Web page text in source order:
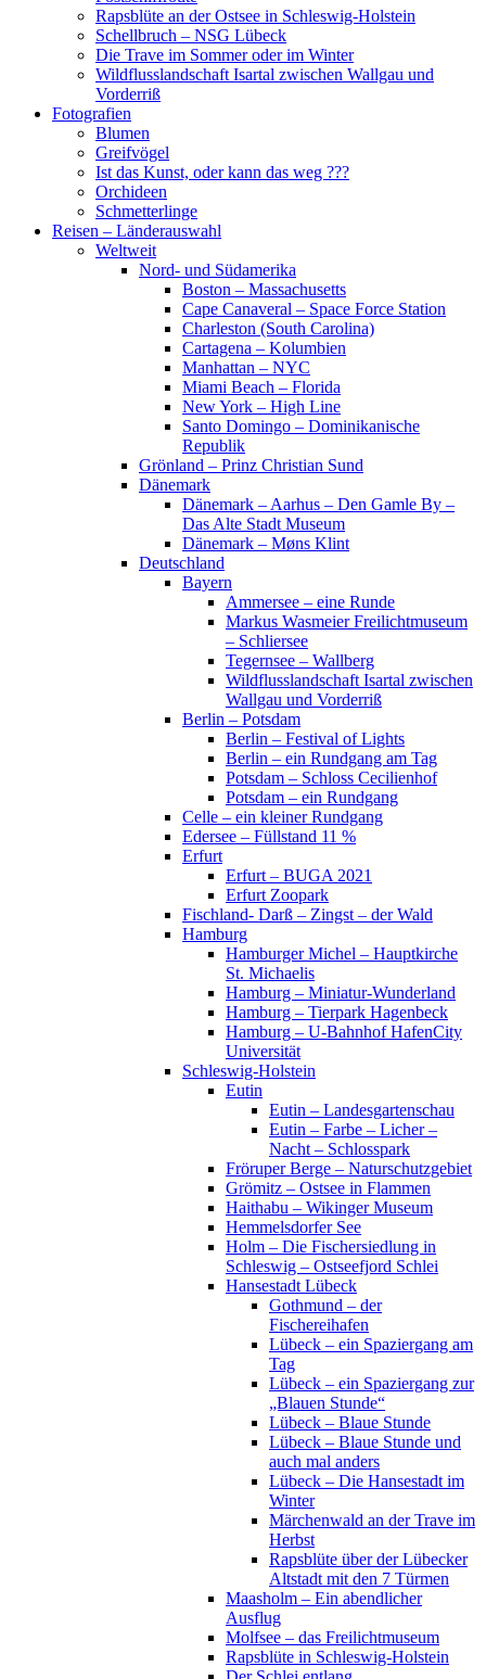
Rapsblüte an der Ostsee in Schleswig-Holstein
Schellbruch – NSG Lübeck
Die Trave im Sommer oder im Winter
Wildflusslandschaft Isartal zwischen Wallgau und
Vorderriß
Fotografien
Blumen
Greifvögel
Ist das Kunst, oder kann das weg ???
Orchideen
Schmetterlinge
Reisen – Länderauswahl
Weltweit
Nord- und Südamerika
Boston – Massachusetts
Cape Canaveral – Space Force Station
Charleston (South Carolina)
Cartagena – Kolumbien
Manhattan – NYC
Miami Beach – Florida
New York – High Line
Santo Domingo – Dominikanische
Republik
Grönland – Prinz Christian Sund
Dänemark
Dänemark – Aarhus – Den Gamle By –
Das Alte Stadt Museum
Dänemark – Møns Klint
Deutschland
Bayern
Ammersee – eine Runde
Markus Wasmeier Freilichtmuseum
– Schliersee
Tegernsee – Wallberg
Wildflusslandschaft Isartal zwischen
Wallgau und Vorderriß
Berlin – Potsdam
Berlin – Festival of Lights
Berlin – ein Rundgang am Tag
Potsdam – Schloss Cecilienhof
Potsdam – ein Rundgang
Celle – ein kleiner Rundgang
Edersee – Füllstand 11 %
Erfurt
Erfurt – BUGA 2021
Erfurt Zoopark
Fischland- Darß – Zingst – der Wald
Hamburg
Hamburger Michel – Hauptkirche
St. Michaelis
Hamburg – Miniatur-Wunderland
Hamburg – Tierpark Hagenbeck
Hamburg – U-Bahnhof HafenCity
Universität
Schleswig-Holstein
Eutin
Eutin – Landesgartenschau
Eutin – Farbe – Licher –
Nacht – Schlosspark
Fröruper Berge – Naturschutzgebiet
Grömitz – Ostsee in Flammen
Haithabu – Wikinger Museum
Hemmelsdorfer See
Holm – Die Fischersiedlung in
Schleswig – Ostseefjord Schlei
Hansestadt Lübeck
Gothmund – der
Fischereihafen
Lübeck – ein Spaziergang am
Tag
Lübeck – ein Spaziergang zur
„Blauen Stunde“
Lübeck – Blaue Stunde
Lübeck – Blaue Stunde und
auch mal anders
Lübeck – Die Hansestadt im
Winter
Märchenwald an der Trave im
Herbst
Rapsblüte über der Lübecker
Altstadt mit den 7 Türmen
Maasholm – Ein abendlicher
Ausflug
Molfsee – das Freilichtmuseum
Rapsblüte in Schleswig-Holstein